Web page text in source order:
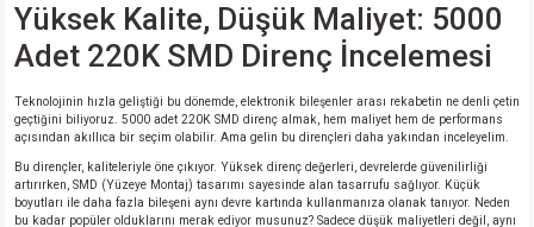
Yüksek Kalite, Düşük Maliyet: 5000
Adet 220K SMD Direnç İncelemesi
Teknolojinin hızla geliştiği bu dönemde, elektronik bileşenler arası rekabetin ne denli çetin
geçtiğini biliyoruz. 5000 adet 220K SMD direnç almak, hem maliyet hem de performans
açısından akıllıca bir seçim olabilir. Ama gelin bu dirençleri daha yakından inceleyelim.
Bu dirençler, kaliteleriyle öne çıkıyor. Yüksek direnç değerleri, devrelerde güvenilirliği
artırırken, SMD (Yüzeye Montaj) tasarımı sayesinde alan tasarrufu sağlıyor. Küçük
boyutları ile daha fazla bileşeni aynı devre kartında kullanmanıza olanak tanıyor. Neden
bu kadar popüler olduklarını merak ediyor musunuz? Sadece düşük maliyetleri değil, aynı